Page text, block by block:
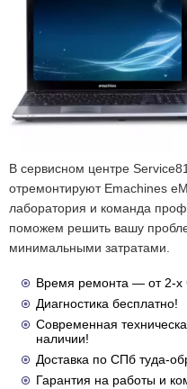
В сервисном центре
отремонтируют Emachines
лаборатория и команда
поможем решить вашу
минимальными затратами.
Время ремонта — от 2-х
Диагностика бесплатно!
Современная
наличии!
Доставка по СПб туда-
Гарантия на работы и